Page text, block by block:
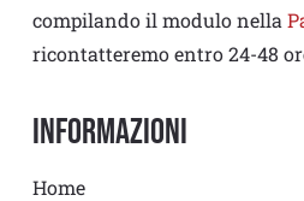
compilando il modulo nella
ricontatteremo entro 24-48
Informazioni
Home